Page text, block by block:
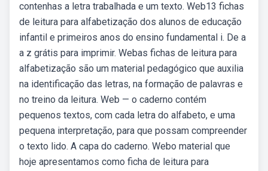
contenhas a letra trabalhada e um texto. Web13 fichas
de leitura para alfabetização dos alunos de educação
infantil e primeiros anos do ensino fundamental i. De a
a z grátis para imprimir. Webas fichas de leitura para
alfabetização são um material pedagógico que auxilia
na identificação das letras, na formação de palavras e
no treino da leitura. Web — o caderno contém
pequenos textos, com cada letra do alfabeto, e uma
pequena interpretação, para que possam compreender
o texto lido. A capa do caderno. Webo material que
hoje apresentamos como ficha de leitura para